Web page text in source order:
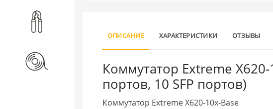
ОПИСАНИЕ ХАРАКТЕРИСТИКИ ОТЗЫВЫ
Коммутатор Extreme
портов, 10 SFP портов)
Коммутатор Extreme X620-10x-Base